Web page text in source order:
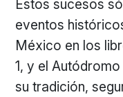
Estos sucesos
eventos
México en los
1, y el
su tradición,